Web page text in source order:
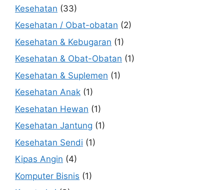
Kesehatan (33)
Kesehatan / Obat-obatan (2)
Kesehatan & Kebugaran (1)
Kesehatan & Obat-Obatan (1)
Kesehatan & Suplemen (1)
Kesehatan Anak (1)
Kesehatan Hewan (1)
Kesehatan Jantung (1)
Kesehatan Sendi (1)
Kipas Angin (4)
Komputer Bisnis (1)